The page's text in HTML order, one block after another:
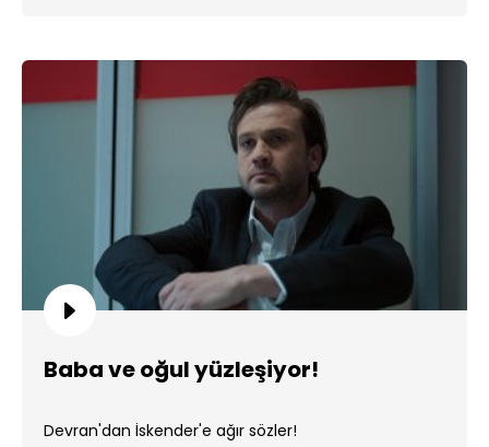
Baba ve oğul yüzleşiyor!
Devran'dan İskender'e ağır sözler!